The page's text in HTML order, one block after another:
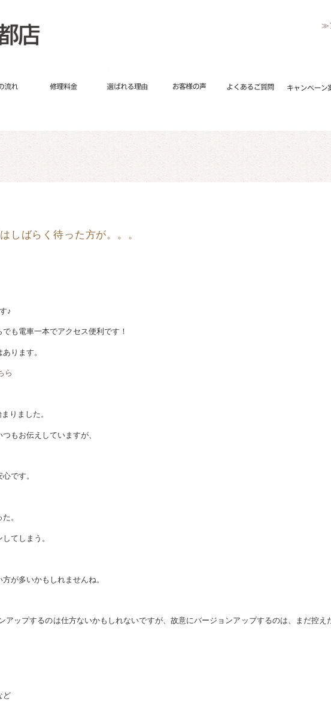
≫
しばらく待った方が。。。
♪
も電車一本でアクセス便利です！
ります。
ら
りました。
もお伝えしていますが、
です。
。
てしまう。
が多いかもしれませんね。
アップするのは仕方ないかもしれないですが、故意にバージョンアップするのは、まだ控え
ど